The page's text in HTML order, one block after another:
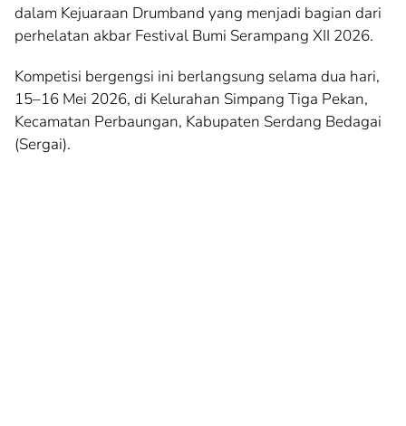
dalam Kejuaraan Drumband yang menjadi bagian dari
perhelatan akbar Festival Bumi Serampang XII 2026.
Kompetisi bergengsi ini berlangsung selama dua hari,
15–16 Mei 2026, di Kelurahan Simpang Tiga Pekan,
Kecamatan Perbaungan, Kabupaten Serdang Bedagai
(Sergai).